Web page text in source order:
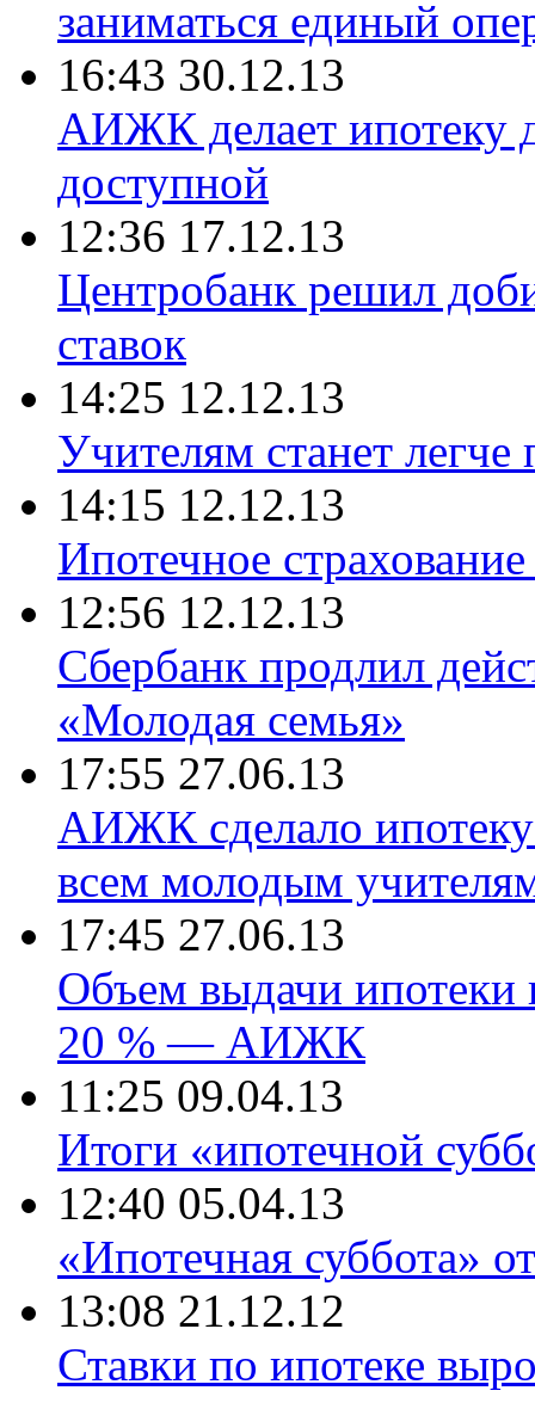
заниматься единый
16:43 30.12.13
АИЖК делает ипотеку
доступной
12:36 17.12.13
Центробанк решил
ставок
14:25 12.12.13
Учителям станет
14:15 12.12.13
Ипотечное
12:56 12.12.13
Сбербанк продлил
«Молодая семья»
17:55 27.06.13
АИЖК сделало ипотеку
всем молодым
17:45 27.06.13
Объем выдачи ипотеки
20 % — АИЖК
11:25 09.04.13
Итоги «ипотечной
12:40 05.04.13
«Ипотечная суббота»
13:08 21.12.12
Ставки по ипотеке